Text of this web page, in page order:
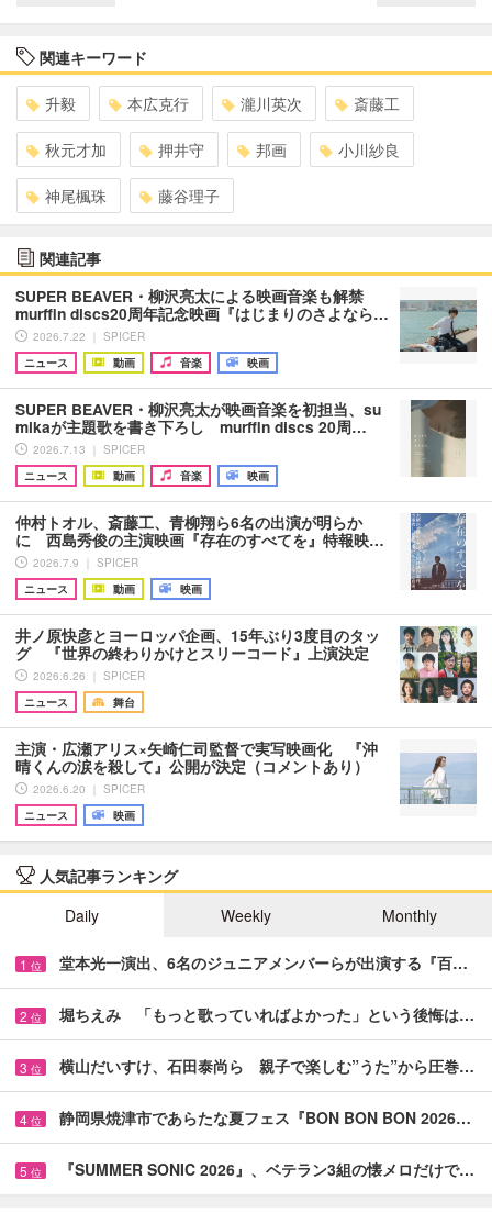
関連キーワード
升毅 本広克行 瀧川英次 斎藤工
秋元才加 押井守 邦画 小川紗良
神尾楓珠 藤谷理子
関連記事
SUPER BEAVER・柳沢亮太による映画音楽も解禁
murffin discs20周年記念映画『はじまりのさよなら…
2026.7.22 ｜ SPICER
ニュース
動画 音楽 映画
SUPER BEAVER・柳沢亮太が映画音楽を初担当、su
mikaが主題歌を書き下ろし murffin discs 20周…
2026.7.13 ｜ SPICER
ニュース
動画 音楽 映画
仲村トオル、斎藤工、青柳翔ら6名の出演が明らか
に 西島秀俊の主演映画『存在のすべてを』特報映…
2026.7.9 ｜ SPICER
ニュース
動画 映画
井ノ原快彦とヨーロッパ企画、15年ぶり3度目のタッ
グ 『世界の終わりかけとスリーコード』上演決定
2026.6.26 ｜ SPICER
ニュース
舞台
主演・広瀬アリス×矢崎仁司監督で実写映画化 『沖
晴くんの涙を殺して』公開が決定（コメントあり）
2026.6.20 ｜ SPICER
ニュース
映画
人気記事ランキング
Daily
Weekly Monthly
1 位 堂本光一演出、6名のジュニアメンバーらが出演する『百…
2 位 堀ちえみ 「もっと歌っていればよかった」という後悔は…
3 位 横山だいすけ、石田泰尚ら 親子で楽しむ”うた”から圧巻…
4 位 静岡県焼津市であらたな夏フェス『BON BON BON 2026…
5 位 『SUMMER SONIC 2026』、ベテラン3組の懐メロだけで…